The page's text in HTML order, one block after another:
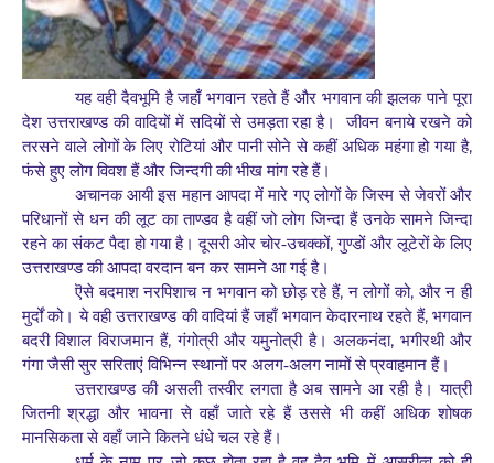
यह वही दैवभूमि है जहाँ भगवान रहते हैं और भगवान की झलक पाने पूरा
देश उत्तराखण्ड की वादियों में सदियों से उमड़ता रहा है।
जीवन बनाये रखने को
तरसने वाले लोगों के लिए रोटियां और पानी सोने से कहीं अधिक महंगा हो गया है,
फंसे हुए लोग विवश हैं और जिन्दगी की भीख मांग रहे हैं।
अचानक आयी इस महान आपदा में मारे गए लोगों के जिस्म से जेवरों और
परिधानों से धन की लूट का ताण्डव है वहीं जो लोग जिन्दा हैं उनके सामने जिन्दा
रहने का संकट पैदा हो गया है। दूसरी ओर चोर-उचक्कों,गुण्डों और लूटेरों के लिए
उत्तराखण्ड की आपदा वरदान बन कर सामने आ गई है।
ऎसे बदमाश नरपिशाच न भगवान को छोड़ रहे हैं,न लोगों को, और न ही
मुर्दों को। ये वही उत्तराखण्ड की वादियां हैं जहाँ भगवान केदारनाथ रहते हैं,भगवान
बदरी विशाल विराजमान हैं,गंगोत्री और यमुनोत्री है। अलकनंदा, भगीरथी और
गंगा जैसी सुर सरिताएं विभिन्न स्थानों पर अलग-अलग नामों से प्रवाहमान हैं।
उत्तराखण्ड की असली तस्वीर लगता है अब सामने आ रही है। यात्री
जितनी श्रद्धा और भावना से वहाँ जाते रहे हैं उससे भी कहीं अधिक शोषक
मानसिकता से वहाँ जाने कितने धंधे चल रहे हैं।